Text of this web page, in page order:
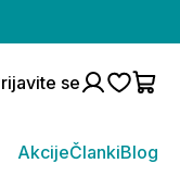
se
AkcijeČlankiBlog